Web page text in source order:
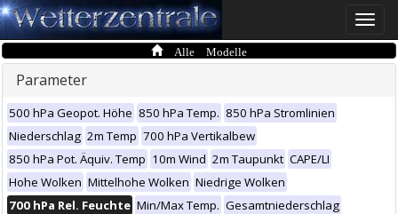
Toggle
Alle Modelle
Parameter
500 hPa Geopot. Höhe 850 hPa Temp. 850 hPa Stromlinien
Niederschlag 2m Temp 700 hPa Vertikalbew
850 hPa Pot. Äquiv. Temp 10m Wind 2m Taupunkt CAPE/LI
Hohe Wolken Mittelhohe Wolken Niedrige Wolken
700 hPa Rel. Feuchte Min/Max Temp. Gesamtniederschlag